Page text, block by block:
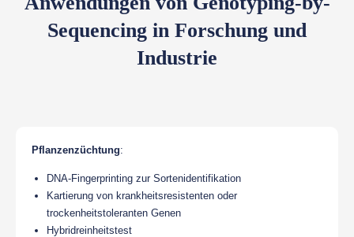
Sequencing in Forschung und
Industrie
Pflanzenzüchtung:
DNA-Fingerprinting zur Sortenidentifikation
Kartierung von krankheitsresistenten oder
trockenheitstoleranten Genen
Hybridreinheitstest